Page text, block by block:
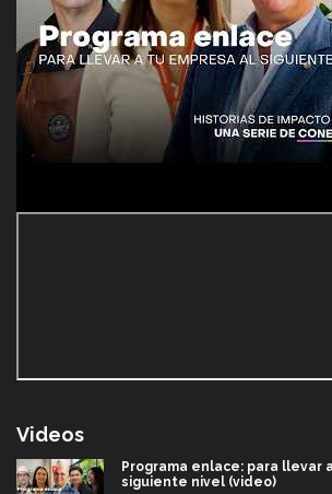
Videos
Programa enlace: para llevar
siguiente nivel (video)